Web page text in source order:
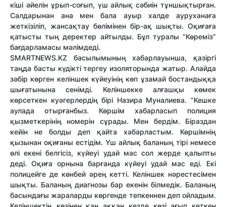
кіші әйелін ұрып-соғып, үш айлық сәбиін тұншықтырған.
Салдарынан ана мен бала ауыр халде ауруханаға
жеткізіліп, жансақтау бөлімінен бір-ақ шықты. Оқиғаға
қатысты тың деректер айтылды. Бұл туралы “Көреміз”
бағдарламасы мәлімдеді.
SMARTNEWS.KZ басылымының хабарлауынша, қазіргі
таңда басты күдікті тергеу изоляторында жатыр. Алайда
зәбір көрген келіншек күйеуінің көп ұзамай бостандыққа
шығатынына сенімді. Келіншекке алғашқы көмек
көрсеткен куәгерлердің бірі Назира Муналиева. “Кешке
аулада отырғанбыз. Көршім хабарласып полиция
қызметкерінің номерін сұрады. Мен бердім. Біраздан
кейін не болды деп қайта хабарластым. Көршімнің
қызынан оқиғаны естідім. Үш айлық баланың тірі немесе
өлі екені белгісіз, күйеуі удай мас сол жерде қалыпты
деді. Оқиға орнына барғанда күйеуі удай мас еді. Екі
полицейге де көнбей әрең кетті. Келіншек нәрестесімен
шықты. Баланың диагнозы бар екенін білмедік. Баланың
басындағы жараларды көргенде тепкеннен деп ойладым.